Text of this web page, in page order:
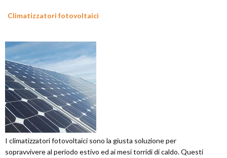
Climatizzatori fotovoltaici
I climatizzatori fotovoltaici sono la giusta soluzione per
sopravvivere al periodo estivo ed ai mesi torridi di caldo. Questi